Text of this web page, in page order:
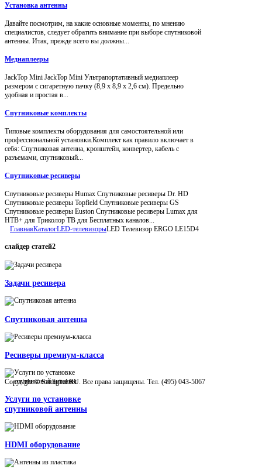
Установка антенны
Давайте посмотрим, на какие основные моменты, по мнению
специалистов, следует обратить внимание при выборе спутниковой
антенны. Итак, прежде всего вы должны...
Медиаплееры
JackTop Mini JackTop Mini Ультрапортативный медиаплеер
размером с сигаретную пачку (8,9 x 8,9 x 2,6 см). Предельно
удобная и простая в...
Спутниковые комплекты
Типовые комплекты оборудования для самостоятельной или
профессиональной установки.Комплект как правило включает в
себя: Спутниковая антенна, кронштейн, конвертер, кабель с
разъемами, спутниковый...
Спутниковые ресиверы
Спутниковые ресиверы Humax Спутниковые ресиверы Dr. HD
Спутниковые ресиверы Topfield Спутниковые ресиверы GS
Спутниковые ресиверы Euston Спутниковые ресиверы Lumax для
НТВ+ для Триколор ТВ для Бесплатных каналов...
ГлавнаяКаталогLED-телевизорыLED Телевизор ERGO LE15D4
слайдер статей2
Задачи ресивера
Спутниковая антенна
Ресиверы премиум-класса
Услуги по установке
спутниковой антенны
HDMI оборудование
Copyright © Satdigital.RU. Все права защищены. Тел. (495) 043-5067